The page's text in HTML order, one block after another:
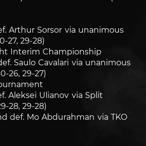
Arthur Sorsor via unanimous
27, 29-28)
Interim Championship
Saulo Cavalari via unanimous
26, 29-27)
Aleksei Ulianov via Split
28, 29-28)
def. Mo Abdurahman via TKO